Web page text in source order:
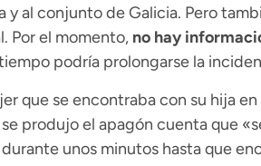
y al conjunto de Galicia. Pero
Por el momento, no hay
podría prolongarse la
que se encontraba con su hija
produjo el apagón cuenta que
unos minutos hasta que